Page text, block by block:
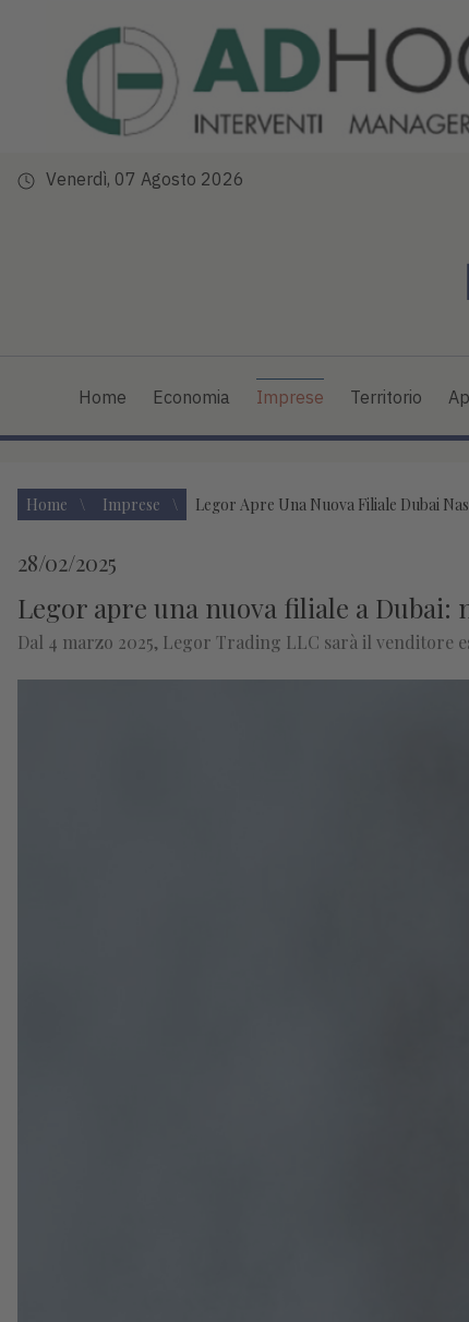
Venerdì, 07 Agosto 2026
Home Economia Imprese Territorio
Home Imprese Legor Apre Una Nuova Filiale Dubai
28/02/2025
Legor apre una nuova filiale a Dubai:
Dal 4 marzo 2025, Legor Trading LLC sarà il